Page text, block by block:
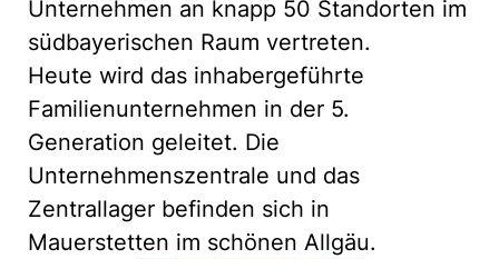
Unternehmen an knapp 50 Standorten im
südbayerischen Raum vertreten.
Heute wird das inhabergeführte
Familienunternehmen in der 5.
Generation geleitet. Die
Unternehmenszentrale und das
Zentrallager befinden sich in
Mauerstetten im schönen Allgäu.